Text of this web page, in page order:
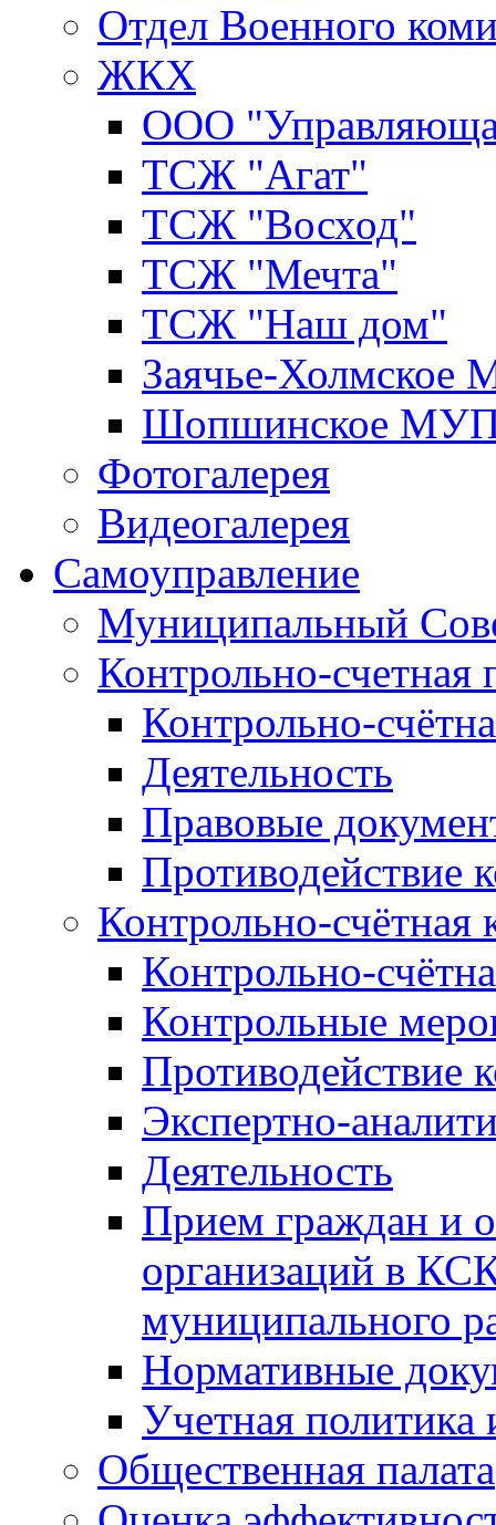
Отдел Военного
ЖКХ
ООО
ТСЖ "Агат"
ТСЖ "Восход"
ТСЖ "Мечта"
ТСЖ "Наш дом"
Заячье-
Шопшинское
Фотогалерея
Видеогалерея
Самоуправление
Муниципальный
Контрольно-счетная
Контрольно-
Деятельность
Правовые
Противодействие
Контрольно-счётная
Контрольно-
Контрольные
Противодействие
Экспертно-
Деятельность
Прием граждан и
организаций в
муниципального
Нормативные
Учетная политика
Общественная палата